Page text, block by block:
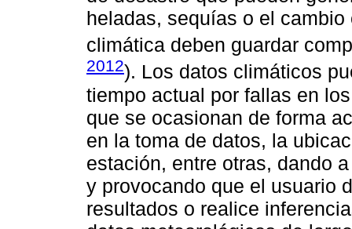
heladas, sequías o el
climática deben guardar
2012). Los datos climáticos
tiempo actual por fallas en
que se ocasionan de forma
en la toma de datos, la
estación, entre otras, dando
y provocando que el usuario
resultados o realice